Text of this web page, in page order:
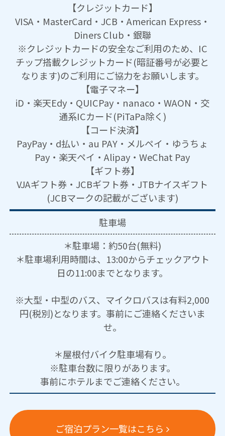
【クレジットカード】
VISA・MasterCard・JCB・American Express・
Diners Club・銀聯
※クレジットカードの安全なご利用のため、IC
チップ搭載クレジットカード(暗証番号が必要と
なります)のご利用にご協力をお願いします。
【電子マネー】
iD・楽天Edy・QUICPay・nanaco・WAON・交
通系ICカード(PiTaPa除く)
【コード決済】
PayPay・d払い・au PAY・メルペイ・ゆうちょ
Pay・楽天ペイ・Alipay・WeChat Pay
【ギフト券】
VJAギフト券・JCBギフト券・JTBナイスギフト
(JCBマークの記載がございます)
駐車場
＊駐車場：約50台(無料)
＊駐車場利用時間は、13:00からチェックアウト
日の11:00までとなります。
※大型・中型のバス、マイクロバスは有料2,000
円(税別)となります。事前にご連絡くださいま
せ。
＊屋根付バイク駐車場有り。
※駐車台数に限りがあります。
事前にホテルまでご連絡ください。
ご宿泊プラン一覧はこちら